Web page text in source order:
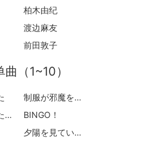
柏木由纪
渡边麻友
前田敦子
（1~10）
制服が邪魔をする
軽蔑していた愛情
BINGO！
夕陽を見ているか？